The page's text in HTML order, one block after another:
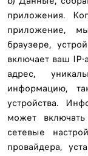
приложения.
приложение,
браузере,
включает ваш
адрес,
информацию,
устройства.
может
сетевые
провайдера,